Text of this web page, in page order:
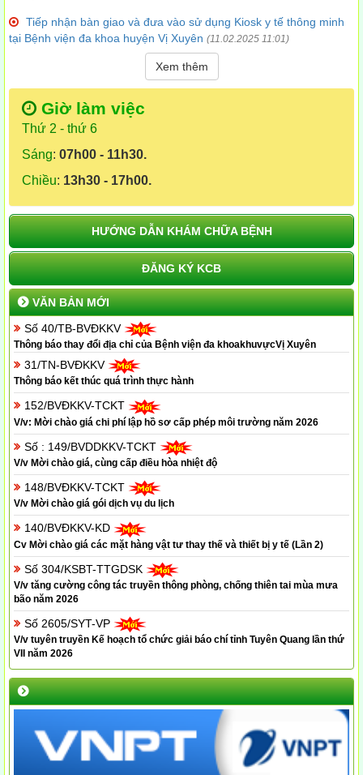
Tiếp nhận bàn giao và đưa vào sử dụng Kiosk y tế thông minh
tại Bệnh viện đa khoa huyện Vị Xuyên (11.02.2025 11:01)
Xem thêm
Giờ làm việc
Thứ 2 - thứ 6
Sáng: 07h00 - 11h30.
Chiều: 13h30 - 17h00.
HƯỚNG DẪN KHÁM CHỮA BỆNH
ĐĂNG KÝ KCB
VĂN BẢN MỚI
Số 40/TB-BVĐKKV
Thông báo thay đổi địa chỉ của Bệnh viện đa khoakhuvựcVị Xuyên
31/TN-BVĐKKV
Thông báo kết thúc quá trình thực hành
152/BVĐKKV-TCKT
V/v: Mời chào giá chi phí lập hồ sơ cấp phép môi trường năm 2026
Số : 149/BVDDKKV-TCKT
V/v Mời chào giá, cùng cấp điều hòa nhiệt độ
148/BVĐKKV-TCKT
V/v Mời chào giá gói dịch vụ du lịch
140/BVĐKKV-KD
Cv Mời chào giá các mặt hàng vật tư thay thế và thiết bị y tế (Lần 2)
Số 304/KSBT-TTGDSK
V/v tăng cường công tác truyền thông phòng, chống thiên tai mùa mưa
bão năm 2026
Số 2605/SYT-VP
V/v tuyên truyền Kế hoạch tổ chức giải báo chí tỉnh Tuyên Quang lần thứ
VII năm 2026